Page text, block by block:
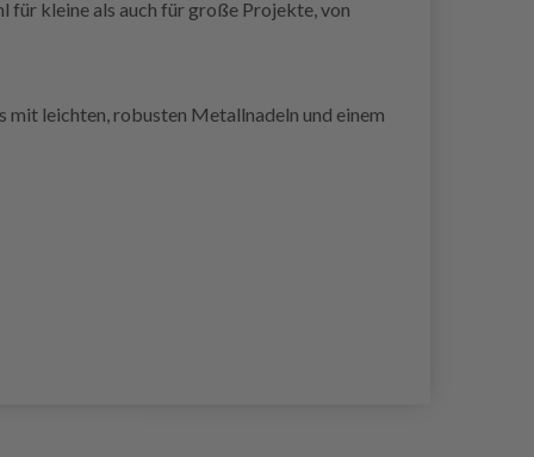
für kleine als auch für große Projekte, von
leichten, robusten Metallnadeln und einem